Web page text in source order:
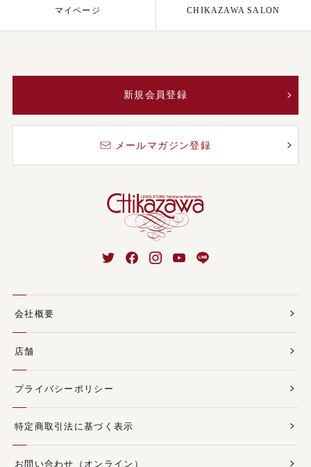
マイページ CHIKAZAWA SALON
新規会員登録
メールマガジン登録
会社概要
店舗
プライバシーポリシー
特定商取引法に基づく表示
お問い合わせ（オンライン）